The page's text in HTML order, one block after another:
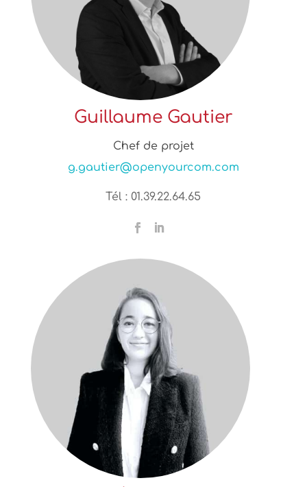
Guillaume Gautier
Chef de projet
g.gautier@openyourcom.com
Tél : 01.39.22.64.65